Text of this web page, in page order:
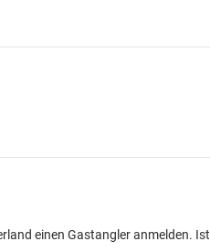
einen Gastangler anmelden. Ist